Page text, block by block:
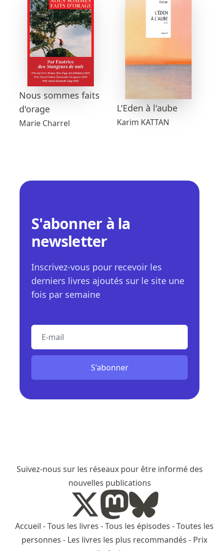
Nous sommes faits
d'orage
Marie Charrel
L'Eden à l'aube
Karim KATTAN
S'abonner à la
newsletter
Inscrivez-vous pour recevoir les
derniers livres ajoutés sur le site une
fois par semaine
E-mail
S'abonner
Suivez-nous sur les réseaux pour être informé des
nouvelles publications
Accueil -Tous les livres -Tous les épisodes -Toutes les
personnes - Les livres les plus recommandés - Prix